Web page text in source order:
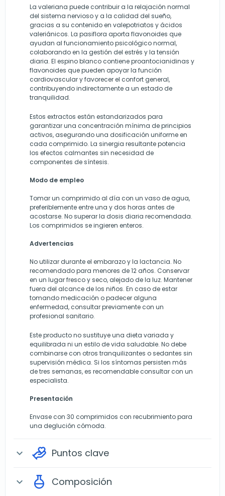
La valeriana puede contribuir a la relajación normal
del sistema nervioso y a la calidad del sueño,
gracias a su contenido en valepotriatos y ácidos
valeriánicos. La pasiflora aporta flavonoides que
ayudan al funcionamiento psicológico normal,
colaborando en la gestión del estrés y la tensión
diaria. El espino blanco contiene proantocianidinas y
flavonoides que pueden apoyar la función
cardiovascular y favorecer el confort general,
contribuyendo indirectamente a un estado de
tranquilidad.
Estos extractos están estandarizados para
garantizar una concentración mínima de principios
activos, asegurando una dosificación uniforme en
cada comprimido. La sinergia resultante potencia
los efectos calmantes sin necesidad de
componentes de síntesis.
Modo de empleo
Tomar un comprimido al día con un vaso de agua,
preferiblemente entre una y dos horas antes de
acostarse. No superar la dosis diaria recomendada.
Los comprimidos se ingieren enteros.
Advertencias
No utilizar durante el embarazo y la lactancia. No
recomendado para menores de 12 años. Conservar
en un lugar fresco y seco, alejado de la luz. Mantener
fuera del alcance de los niños. En caso de estar
tomando medicación o padecer alguna
enfermedad, consultar previamente con un
profesional sanitario.
Este producto no sustituye una dieta variada y
equilibrada ni un estilo de vida saludable. No debe
combinarse con otros tranquilizantes o sedantes sin
supervisión médica. Si los síntomas persisten más
de tres semanas, es recomendable consultar con un
especialista.
Presentación
Envase con 30 comprimidos con recubrimiento para
una deglución cómoda.
expand_more Puntos clave
expand_more Composición